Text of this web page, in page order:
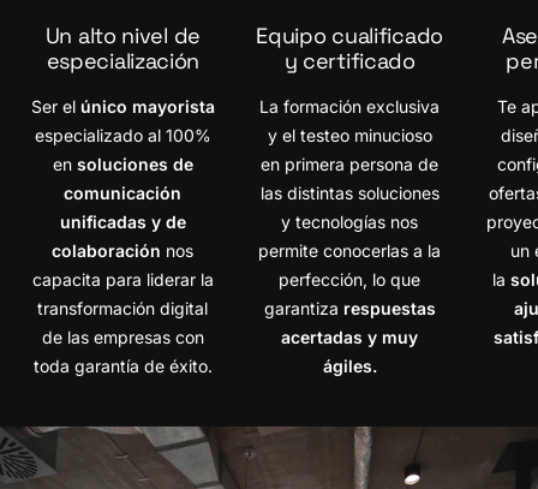
Un alto nivel de
especialización
Ser el único mayorista
especializado al 100%
en soluciones de
comunicación
unificadas y de
colaboración nos
capacita para liderar la
transformación digital
de las empresas con
toda garantía de éxito.
Equipo cualificado
y certificado
La formación exclusiva
y el testeo minucioso
en primera persona de
las distintas soluciones
y tecnologías nos
permite conocerlas a la
perfección, lo que
garantiza respuestas
acertadas y muy
ágiles.
Te
un
la